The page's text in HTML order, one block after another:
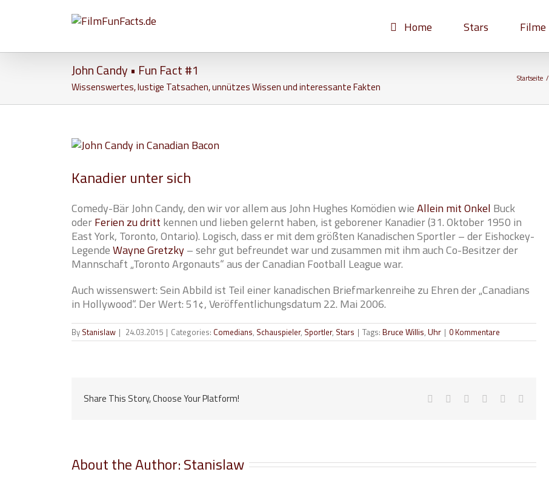
Home Stars Filme
John Candy • Fun Fact #1
Wissenswertes, lustige Tatsachen, unnützes Wissen und interessante Fakten
Startseite /
View
Image
Kanadier unter sich
Comedy-Bär John Candy, den wir vor allem aus John Hughes Komödien wieAllein mit Onkel Buck
oderFerien zu dritt kennen und lieben gelernt haben, ist geborener Kanadier (31. Oktober 1950 in
East York, Toronto, Ontario). Logisch, dass er mit dem größten Kanadischen Sportler – der Eishockey-
LegendeWayne Gretzky– sehr gut befreundet war und zusammen mit ihm auch Co-Besitzer der
Mannschaft „Toronto Argonauts“ aus der Canadian Football League war.
Auch wissenswert: Sein Abbild ist Teil einer kanadischen Briefmarkenreihe zu Ehren der „Canadians
in Hollywood“. Der Wert: 51¢, Veröffentlichungsdatum 22. Mai 2006.
By Stanislaw | 24.03.2015 | Categories: Comedians, Schauspieler, Sportler, Stars | Tags:Bruce Willis,Uhr | 0 Kommentare
Share This Story, Choose Your Platform! Facebook
TwitterTumblrGoogle+Pinterest
About the Author:Stanislaw